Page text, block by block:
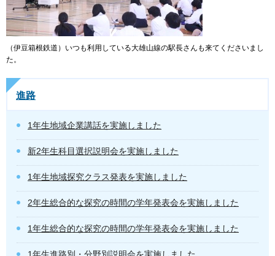
（伊豆箱根鉄道）いつも利用している大雄山線の駅長さんも来てくださいまし
た。
進路
1年生地域企業講話を実施しました
新2年生科目選択説明会を実施しました
1年生地域探究クラス発表を実施しました
2年生総合的な探究の時間の学年発表会を実施しました
1年生総合的な探究の時間の学年発表会を実施しました